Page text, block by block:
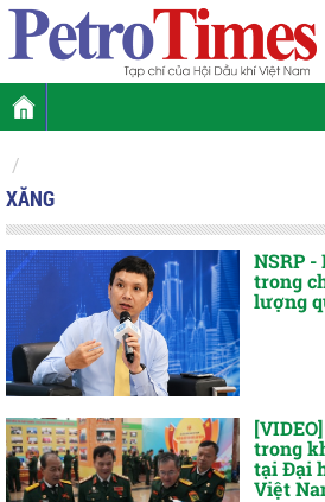
XĂNG
NSRP
trong
lượng
trong
tại Đại
Việt